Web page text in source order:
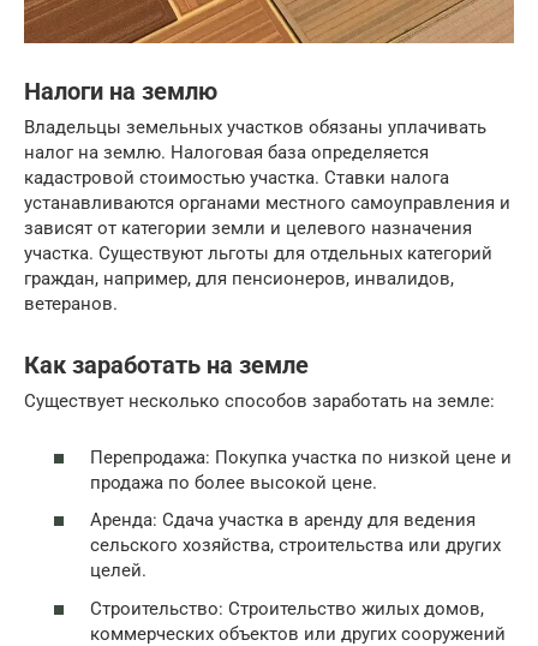
Налоги на землю
Владельцы земельных участков обязаны уплачивать
налог на землю. Налоговая база определяется
кадастровой стоимостью участка. Ставки налога
устанавливаются органами местного самоуправления и
зависят от категории земли и целевого назначения
участка. Существуют льготы для отдельных категорий
граждан, например, для пенсионеров, инвалидов,
ветеранов.
Как заработать на земле
Существует несколько способов заработать на земле:
Перепродажа: Покупка участка по низкой цене и
продажа по более высокой цене.
Аренда: Сдача участка в аренду для ведения
сельского хозяйства, строительства или других
целей.
Строительство: Строительство жилых домов,
коммерческих объектов или других сооружений